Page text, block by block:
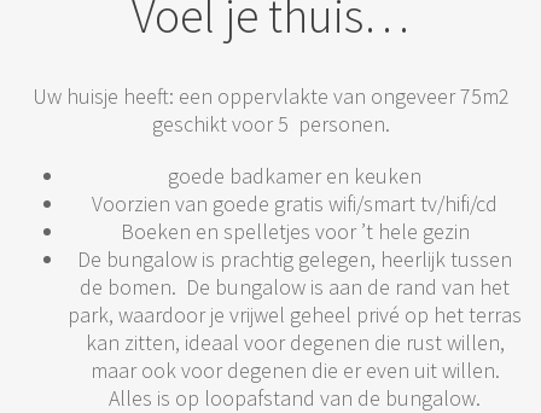
Voel je thuis…
Uw huisje heeft: een oppervlakte van ongeveer 75m2
geschikt voor 5 personen.
goede badkamer en keuken
Voorzien van goede gratis wifi/smart tv/hifi/cd
Boeken en spelletjes voor ’t hele gezin
De bungalow is prachtig gelegen, heerlijk tussen
de bomen. De bungalow is aan de rand van het
park, waardoor je vrijwel geheel privé op het terras
kan zitten, ideaal voor degenen die rust willen,
maar ook voor degenen die er even uit willen.
Alles is op loopafstand van de bungalow.